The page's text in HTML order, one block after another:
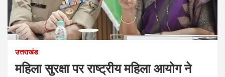
उत्तराखंड
महिला सुरक्षा पर राष्ट्रीय महिला आयोग ने